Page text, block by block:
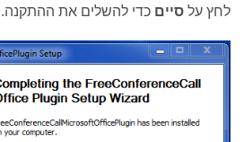
לחץ עלסיים כדי להשלים את ההתקנה.